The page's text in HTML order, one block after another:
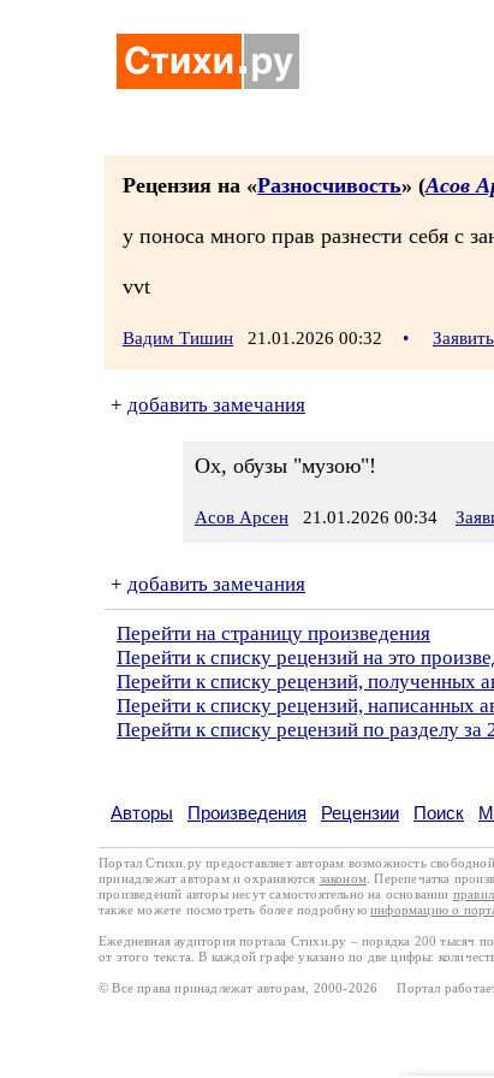
Рецензия на «Разносчивость» (Асов
у поноса много прав разнести себя с
vvt
Вадим Тишин 21.01.2026 00:32 •
+ добавить замечания
Ох, обузы "музою"!
Асов Арсен 21.01.2026 00:34
+ добавить замечания
Перейти на страницу произведения
Перейти к списку рецензий на это
Перейти к списку рецензий, полученных
Перейти к списку рецензий, написанных
Перейти к списку рецензий по разделу за
Авторы Произведения Рецензии Поиск
Портал Стихи.ру предоставляет авторам возможность
принадлежат авторам и охраняются законом . Перепечатка
произведений авторы несут самостоятельно на основании
также можете посмотреть более подробную информацию о
Ежедневная аудитория портала Стихи.ру – порядка 200 тысяч
от этого текста. В каждой графе указано по две цифры:
© Все права принадлежат авторам, 2000-2026 Портал